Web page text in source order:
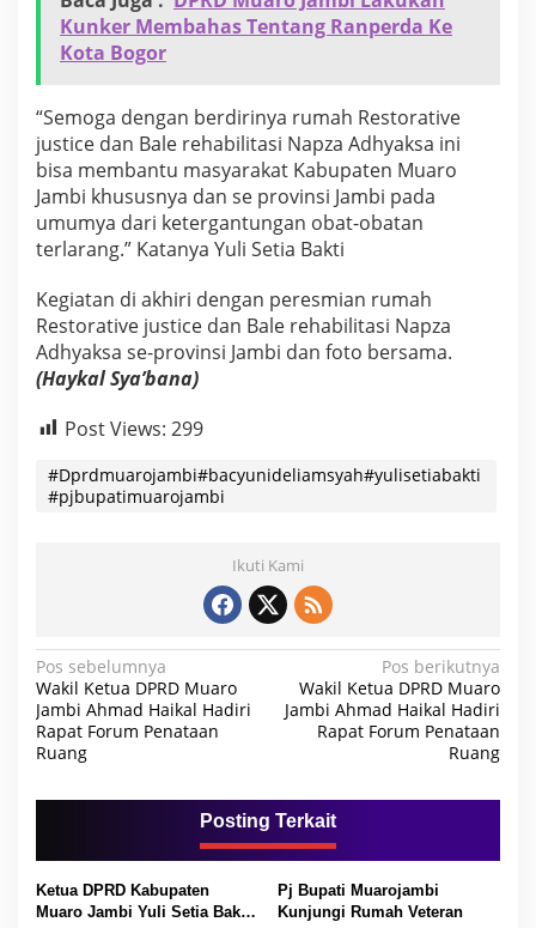
S
e
o
v
i
n
s
i
m
b
i
Kunker Membahas Tentang Ranperda Ke
Kota Bogor
“Semoga dengan berdirinya rumah Restorative
justice dan Bale rehabilitasi Napza Adhyaksa ini
bisa membantu masyarakat Kabupaten Muaro
Jambi khususnya dan se provinsi Jambi pada
umumya dari ketergantungan obat-obatan
terlarang.” Katanya Yuli Setia Bakti
Kegiatan di akhiri dengan peresmian rumah
Restorative justice dan Bale rehabilitasi Napza
Adhyaksa se-provinsi Jambi dan foto bersama.
(Haykal Sya’bana)
Post Views: 299
#Dprdmuarojambi#bacyunideliamsyah#yulisetiabakti
#pjbupatimuarojambi
Ikuti Kami
N
a
v
g
s
i
Pos sebelumnya
Wakil Ketua DPRD Muaro
Jambi Ahmad Haikal Hadiri
Rapat Forum Penataan
Ruang
Pos berikutnya
Wakil Ketua DPRD Muaro
Jambi Ahmad Haikal Hadiri
Rapat Forum Penataan
Ruang
Posting Terkait
Ketua DPRD Kabupaten
Muaro Jambi Yuli Setia Bakti
Pj Bupati Muarojambi
Kunjungi Rumah Veteran